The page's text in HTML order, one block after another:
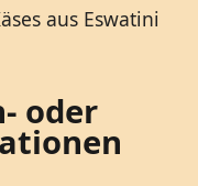
aus Eswatini
oder